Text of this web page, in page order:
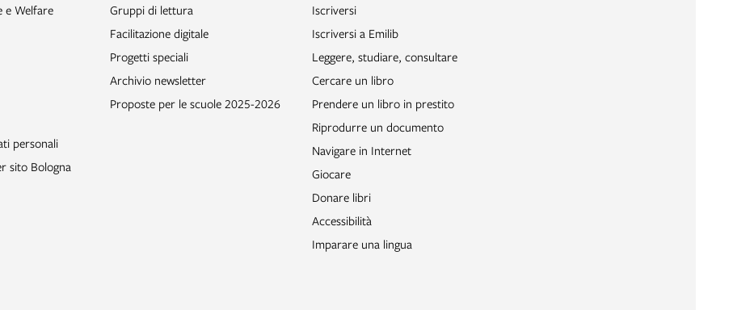
e Welfare
personali
sito Bologna
Gruppi di lettura
Facilitazione digitale
Progetti speciali
Archivio newsletter
Proposte per le scuole 2025-2026
Iscriversi
Iscriversi a Emilib
Leggere, studiare, consultare
Cercare un libro
Prendere un libro in prestito
Riprodurre un documento
Navigare in Internet
Giocare
Donare libri
Accessibilità
Imparare una lingua